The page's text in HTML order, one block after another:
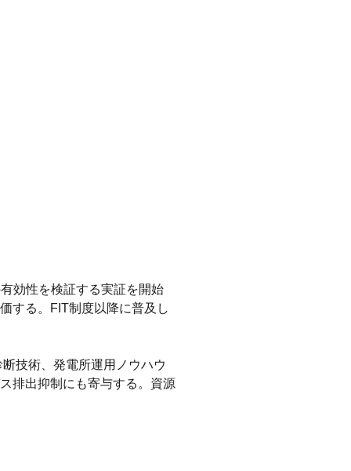
効性を検証する実証を開始
する。FIT制度以降に普及し
技術、発電所運用ノウハウ
排出抑制にも寄与する。資源